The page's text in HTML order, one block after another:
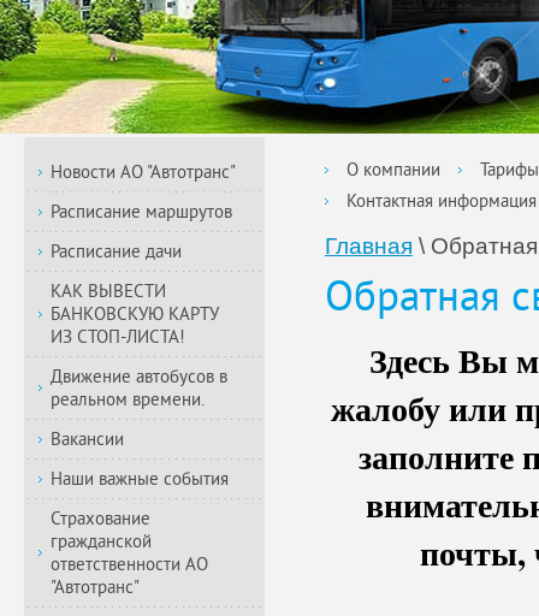
О компании
Тарифы
Контактная информация
Главная \ Обратная
Обратная
Здесь Вы
жалобу или
заполните
почты,
Новости АО "Автотранс"
Расписание маршрутов
Расписание дачи
КАК ВЫВЕСТИ
БАНКОВСКУЮ КАРТУ
ИЗ СТОП-ЛИСТА!
Движение автобусов в
реальном времени.
Вакансии
Наши важные события
Страхование
гражданской
ответственности АО
"Автотранс"